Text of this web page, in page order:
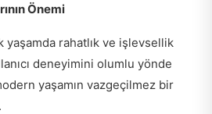
Önemi
yaşamda rahatlık ve işlevsellik
deneyimini olumlu yönde
yaşamın vazgeçilmez bir